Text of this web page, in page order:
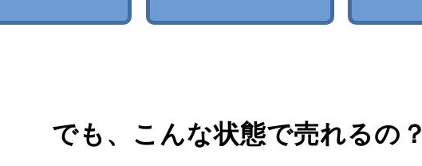
でも、 こんな状態で売れるの？